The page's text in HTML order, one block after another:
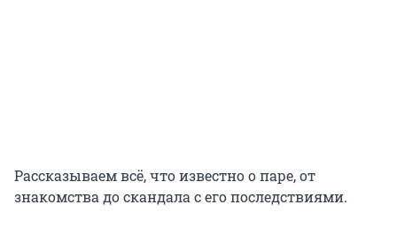
Рассказываем всё, что известно о паре, от
знакомства до скандала с его последствиями.